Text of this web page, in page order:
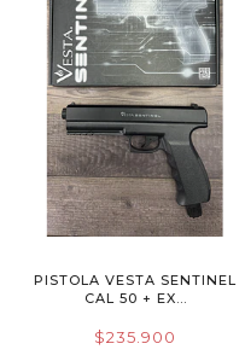
PISTOLA VESTA SENTINEL
CAL 50 + EX...
$235.900